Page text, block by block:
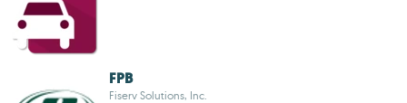
FPB
Fiserv Solutions, Inc.